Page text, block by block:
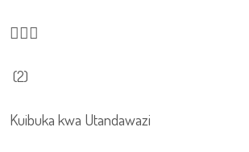

(2)
Kuibuka kwa Utandawazi